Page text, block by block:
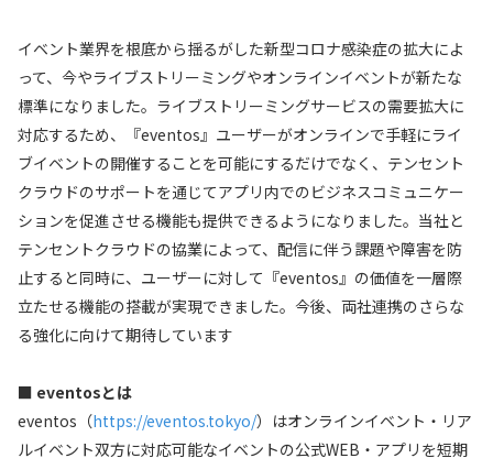
イベント業界を根底から揺るがした新型コロナ感染症の拡大によ
って、今やライブストリーミングやオンラインイベントが新たな
標準になりました。ライブストリーミングサービスの需要拡大に
対応するため、『eventos』ユーザーがオンラインで手軽にライ
ブイベントの開催することを可能にするだけでなく、テンセント
クラウドのサポートを通じてアプリ内でのビジネスコミュニケー
ションを促進させる機能も提供できるようになりました。当社と
テンセントクラウドの協業によって、配信に伴う課題や障害を防
止すると同時に、ユーザーに対して『eventos』の価値を一層際
立たせる機能の搭載が実現できました。今後、両社連携のさらな
る強化に向けて期待しています
■ eventosとは
eventos（https://eventos.tokyo/）はオンラインイベント・リア
ルイベント双方に対応可能なイベントの公式WEB・アプリを短期